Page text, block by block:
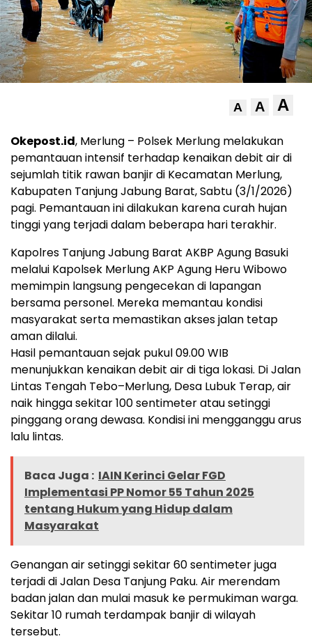
A A A
Okepost.id, Merlung – Polsek Merlung melakukan
pemantauan intensif terhadap kenaikan debit air di
sejumlah titik rawan banjir di Kecamatan Merlung,
Kabupaten Tanjung Jabung Barat, Sabtu (3/1/2026)
pagi. Pemantauan ini dilakukan karena curah hujan
tinggi yang terjadi dalam beberapa hari terakhir.
Kapolres Tanjung Jabung Barat AKBP Agung Basuki
melalui Kapolsek Merlung AKP Agung Heru Wibowo
memimpin langsung pengecekan di lapangan
bersama personel. Mereka memantau kondisi
masyarakat serta memastikan akses jalan tetap
aman dilalui.
Hasil pemantauan sejak pukul 09.00 WIB
menunjukkan kenaikan debit air di tiga lokasi. Di Jalan
Lintas Tengah Tebo–Merlung, Desa Lubuk Terap, air
naik hingga sekitar 100 sentimeter atau setinggi
pinggang orang dewasa. Kondisi ini mengganggu arus
lalu lintas.
Baca Juga : IAIN Kerinci Gelar FGD
Implementasi PP Nomor 55 Tahun 2025
tentang Hukum yang Hidup dalam
Masyarakat
Genangan air setinggi sekitar 60 sentimeter juga
terjadi di Jalan Desa Tanjung Paku. Air merendam
badan jalan dan mulai masuk ke permukiman warga.
Sekitar 10 rumah terdampak banjir di wilayah
tersebut.